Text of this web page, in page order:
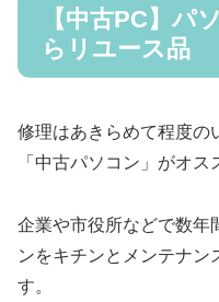
【中古PC】パ
らリユース品
修理はあきらめて程度の
「中古パソコン」がオス
企業や市役所などで数年
ンをキチンとメンテナン
す。